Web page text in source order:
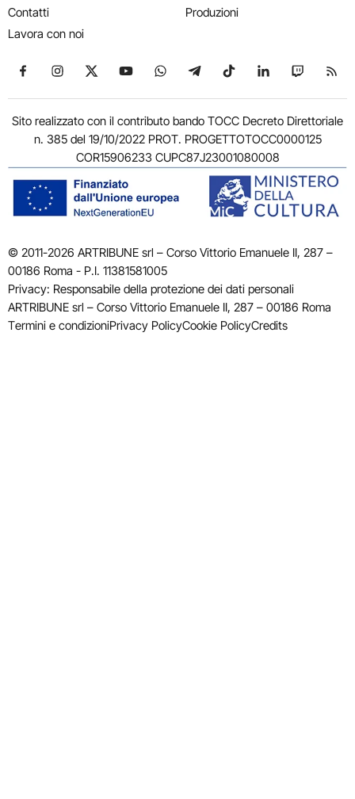
Contatti
Lavora con noi
Produzioni
Seguici su Facebook
Seguici su Instagram
Seguici su X
Seguici su YouTube
Seguici su WhatsApp
Seguici su Telegram
Seguici su TikTok
Seguici su
Seguici
Sito realizzato con il contributo bando TOCC Decreto Direttoriale
n. 385 del 19/10/2022 PROT. PROGETTOTOCC0000125
COR15906233 CUPC87J23001080008
© 2011-2026 ARTRIBUNE srl – Corso Vittorio Emanuele II, 287 –
00186 Roma - P.I. 11381581005
Privacy: Responsabile della protezione dei dati personali
ARTRIBUNE srl – Corso Vittorio Emanuele II, 287 – 00186 Roma
Termini e condizioniPrivacy PolicyCookie PolicyCredits